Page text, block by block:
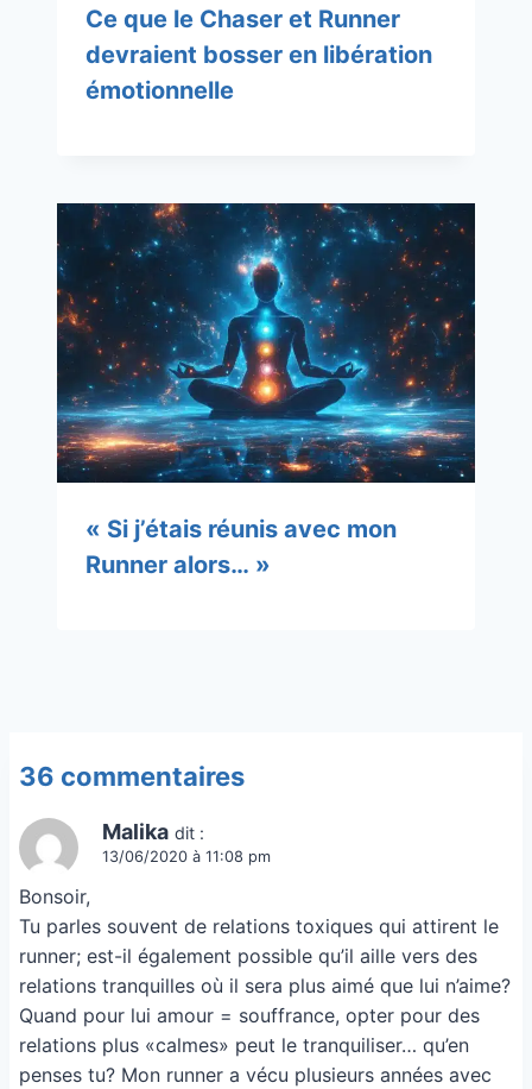
Ce que le Chaser et Runner
devraient bosser en libération
émotionnelle
« Si j’étais réunis avec mon
Runner alors… »
36 commentaires
Malika dit :
13/06/2020 à 11:08 pm
Bonsoir,
Tu parles souvent de relations toxiques qui attirent le
runner; est-il également possible qu’il aille vers des
relations tranquilles où il sera plus aimé que lui n’aime?
Quand pour lui amour = souffrance, opter pour des
relations plus «calmes» peut le tranquiliser… qu’en
penses tu? Mon runner a vécu plusieurs années avec